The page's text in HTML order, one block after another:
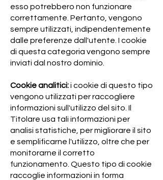
esso potrebbero non funzionare
correttamente. Pertanto, vengono
sempre utilizzati, indipendentemente
dalle preferenze dall'utente. I cookie
di questa categoria vengono sempre
inviati dal nostro dominio.
Cookie analitici:i cookie di questo tipo
vengono utilizzati per raccogliere
informazioni sull'utilizzo del sito. Il
Titolare usa tali informazioni per
analisi statistiche, per migliorare il sito
e semplificarne l'utilizzo, oltre che per
monitorarne il corretto
funzionamento. Questo tipo di cookie
raccoglie informazioni in forma